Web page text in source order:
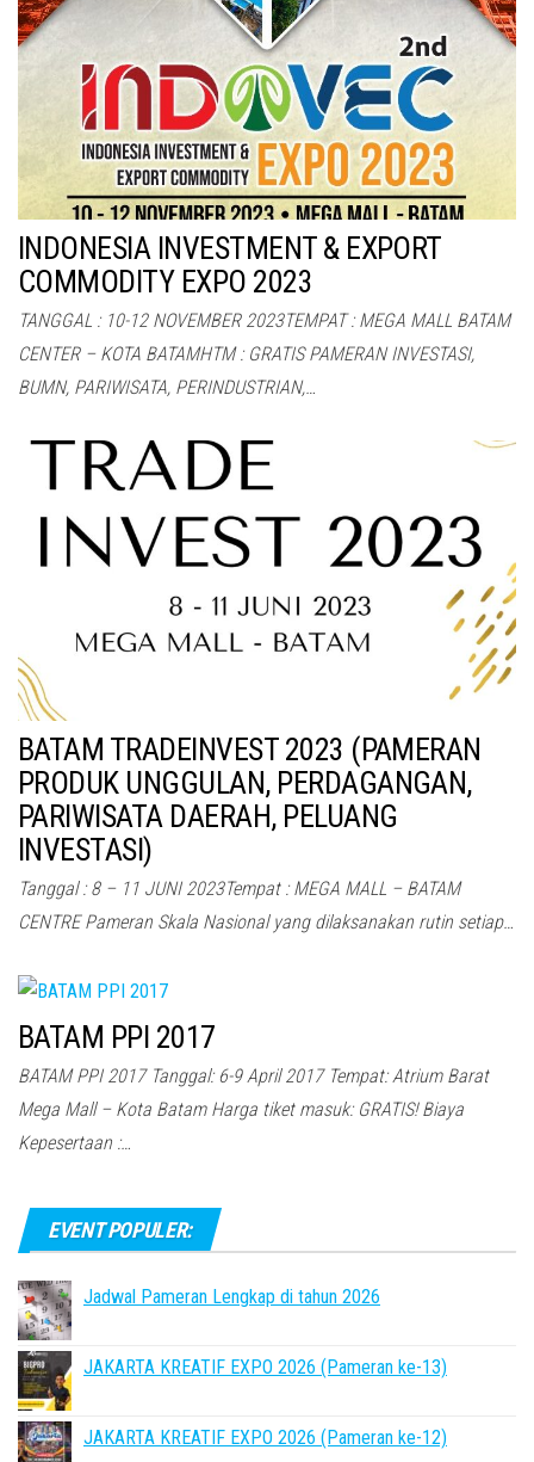
INDONESIA INVESTMENT & EXPORT
COMMODITY EXPO 2023
TANGGAL : 10-12 NOVEMBER 2023TEMPAT : MEGA MALL BATAM
CENTER – KOTA BATAMHTM : GRATIS PAMERAN INVESTASI,
BUMN, PARIWISATA, PERINDUSTRIAN,…
BATAM TRADEINVEST 2023 (PAMERAN
PRODUK UNGGULAN, PERDAGANGAN,
PARIWISATA DAERAH, PELUANG
INVESTASI)
Tanggal : 8 – 11 JUNI 2023Tempat : MEGA MALL – BATAM
CENTRE Pameran Skala Nasional yang dilaksanakan rutin setiap…
BATAM PPI 2017
BATAM PPI 2017 Tanggal: 6-9 April 2017 Tempat: Atrium Barat
Mega Mall – Kota Batam Harga tiket masuk: GRATIS! Biaya
Kepesertaan :…
EVENT POPULER:
Jadwal Pameran Lengkap di tahun 2026
JAKARTA KREATIF EXPO 2026 (Pameran ke-13)
JAKARTA KREATIF EXPO 2026 (Pameran ke-12)